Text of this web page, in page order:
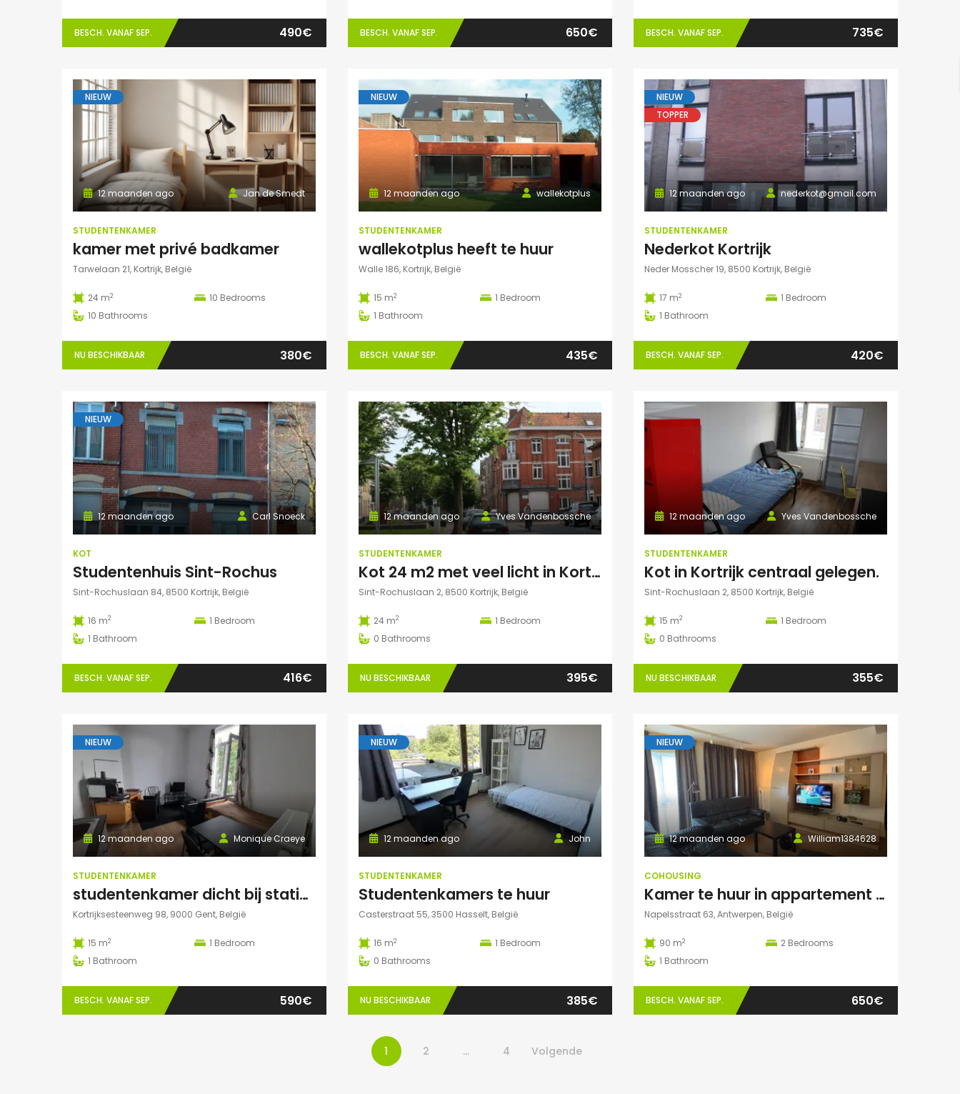
BESCH. VANAF SEP. 490€ BESCH. VANAF SEP. 650€ BESCH. VANAF SEP. 735€
NIEUW
Jan de Smedt
12 maanden ago
STUDENTENKAMER
kamer met privé badkamer
Tarwelaan 21, Kortrijk, België
24 m2 10 Bedrooms
10 Bathrooms
NU BESCHIKBAAR 380€
NIEUW
wallekotplus
12 maanden ago
STUDENTENKAMER
wallekotplus heeft te huur
Walle 186, Kortrijk, België
15 m2 1 Bedroom
1 Bathroom
BESCH. VANAF SEP. 435€
NIEUW
TOPPER
nederkot@gmail.com
12 maanden ago
STUDENTENKAMER
Nederkot Kortrijk
Neder Mosscher 19, 8500 Kortrijk, België
17 m2 1 Bedroom
1 Bathroom
BESCH. VANAF SEP. 420€
NIEUW
Carl Snoeck
12 maanden ago
KOT
Studentenhuis Sint-Rochus
Sint-Rochuslaan 84, 8500 Kortrijk, België
16 m2 1 Bedroom
1 Bathroom
BESCH. VANAF SEP. 416€
Yves Vandenbossche
12 maanden ago
STUDENTENKAMER
Kot 24 m2 met veel licht in Kortrijk centraal gelegen.
Sint-Rochuslaan 2, 8500 Kortrijk, België
24 m2 1 Bedroom
0 Bathrooms
NU BESCHIKBAAR 395€
Yves Vandenbossche
12 maanden ago
STUDENTENKAMER
Kot in Kortrijk centraal gelegen.
Sint-Rochuslaan 2, 8500 Kortrijk, België
15 m2 1 Bedroom
0 Bathrooms
NU BESCHIKBAAR 355€
NIEUW
Monique Craeye
12 maanden ago
STUDENTENKAMER
studentenkamer dicht bij station en Citadelpark centraal gelegen
Kortrijksesteenweg 98, 9000 Gent, België
15 m2 1 Bedroom
1 Bathroom
BESCH. VANAF SEP. 590€
NIEUW
John
12 maanden ago
STUDENTENKAMER
Studentenkamers te huur
Casterstraat 55, 3500 Hasselt, België
16 m2 1 Bedroom
0 Bathrooms
NU BESCHIKBAAR 385€
NIEUW
William1384628
12 maanden ago
COHOUSING
Kamer te huur in appartement in antwerpen (Eilandje)
Napelsstraat 63, Antwerpen, België
90 m2 2 Bedrooms
1 Bathroom
BESCH. VANAF SEP. 650€
1 2 … 4 Volgende